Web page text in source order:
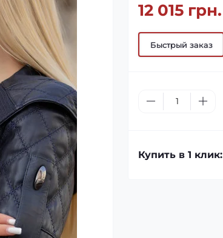
12 015 грн.
Быстрый заказ
Купить в 1 клик: